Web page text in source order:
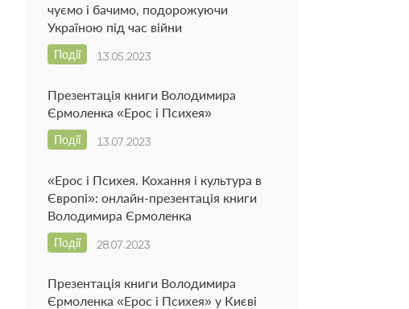
чуємо і бачимо, подорожуючи
Україною під час війни
13.05.2023
Події
Презентація книги Володимира
Єрмоленка «Ерос і Психея»
13.07.2023
Події
«Ерос і Психея. Кохання і культура в
Європі»: онлайн-презентація книги
Володимира Єрмоленка
28.07.2023
Події
Презентація книги Володимира
Єрмоленка «Ерос і Психея» у Києві